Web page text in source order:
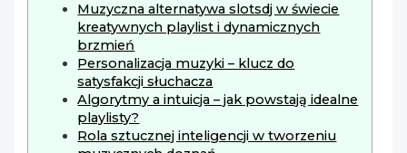
Muzyczna alternatywa slotsdj w świecie
kreatywnych playlist i dynamicznych
brzmień
Personalizacja muzyki – klucz do
satysfakcji słuchacza
Algorytmy a intuicja – jak powstają idealne
playlisty?
Rola sztucznej inteligencji w tworzeniu